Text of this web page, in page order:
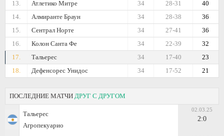
13.
Атлетико Митре 40
28-31
34
14.
Алмиранте Браун 36
28-38
34
15.
Сентрал Норте 36
27-41
34
16.
Колон Санта Фе 32
22-39
34
17.
Тальерес 23
17-40
34
18.
Дефенсорес Унидос 21
17-52
34
ПОСЛЕДНИЕ МАТЧИ ДРУГ С ДРУГОМ
Тальерес
Агропекуарио
02.03.25
2:0